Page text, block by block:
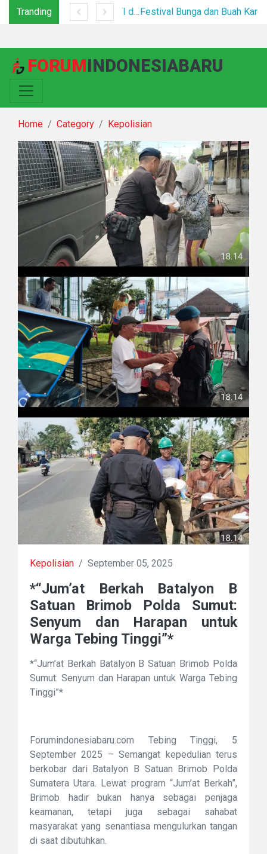
Tranding Tim Gabungan Tertibkan PETI di Pegagan Hilir, 47 Camp Hingga Mesin Dimusnahkan Festival Bunga dan Buah Karo 2026 Resmi Dibuka, Ribuan Pengunjung Padati Berastagi di Bawah Pengamanan Ketat
FORUMINDONESIABARU
Home Category Kepolisian
Kepolisian / September 05, 2025
*“Jum’at Berkah Batalyon B
Satuan Brimob Polda Sumut:
Senyum dan Harapan untuk
Warga Tebing Tinggi”*
*“Jum’at Berkah Batalyon B Satuan Brimob Polda
Sumut: Senyum dan Harapan untuk Warga Tebing
Tinggi”*
Forumindonesiabaru.com Tebing Tinggi, 5
September 2025 – Semangat kepedulian terus
berkobar dari Batalyon B Satuan Brimob Polda
Sumatera Utara. Lewat program “Jum’at Berkah”,
Brimob hadir bukan hanya sebagai penjaga
keamanan, tetapi juga sebagai sahabat
masyarakat yang senantiasa mengulurkan tangan
di saat dibutuhkan.